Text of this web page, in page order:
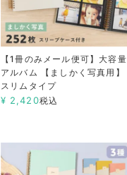
【1冊のみメール便可】大容量
アルバム 【ましかく写真用】
スリムタイプ
¥ 2,420税込